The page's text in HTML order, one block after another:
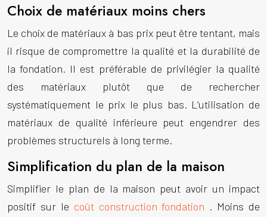
Choix de matériaux moins chers
Le choix de matériaux à bas prix peut être tentant, mais
il risque de compromettre la qualité et la durabilité de
la fondation. Il est préférable de privilégier la qualité
des matériaux plutôt que de rechercher
systématiquement le prix le plus bas. L’utilisation de
matériaux de qualité inférieure peut engendrer des
problèmes structurels à long terme.
Simplification du plan de la maison
Simplifier le plan de la maison peut avoir un impact
positif sur le coût construction fondation . Moins de